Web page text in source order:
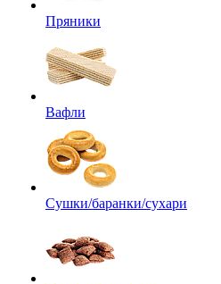
Пряники
Вафли
Сушки/баранки/сухари